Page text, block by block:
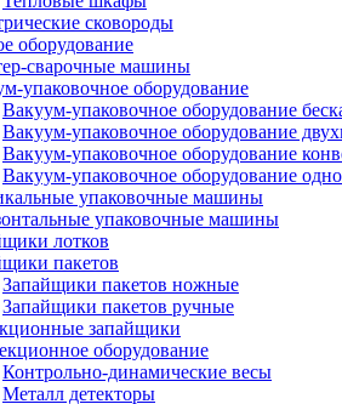
сковороды
оборудование
сварочные машины
упаковочное оборудование
Вакуум-упаковочное оборудование
Вакуум-упаковочное оборудование
Вакуум-упаковочное оборудование
Вакуум-упаковочное оборудование
упаковочные машины
упаковочные машины
лотков
пакетов
Запайщики пакетов ножные
Запайщики пакетов ручные
запайщики
оборудование
Контрольно-динамические весы
Металл детекторы